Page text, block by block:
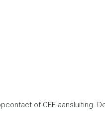
of CEE-aansluiting.